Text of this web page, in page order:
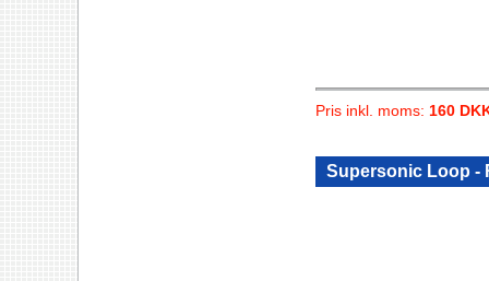
Pris inkl. moms: 160
Supersonic Loop -